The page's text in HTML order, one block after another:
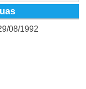
08/1992